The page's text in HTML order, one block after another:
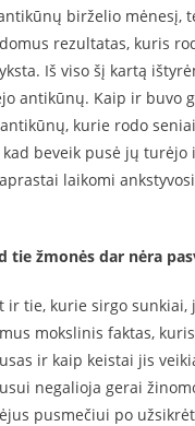
birželio mėnesį,
rezultatas, kuris
Iš viso šį kartą
antikūnų. Kaip ir buvo
kurie rodo
beveik pusė jų turėjo
laikomi
tie žmonės dar nėra
ir tie, kurie sirgo
mokslinis faktas,
ir kaip keistai jis
negalioja gerai
pusmečiui po